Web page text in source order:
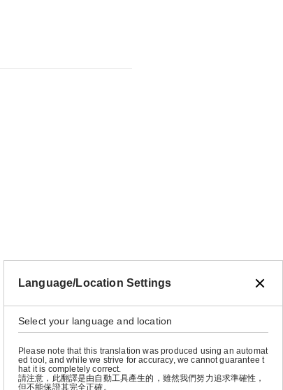
Language/Location Settings
Select your language and location
Please note that this translation was produced using an automat
ed tool, and while we strive for accuracy, we cannot guarantee t
hat it is completely correct.
請注意，此翻譯是由自動工具產生的，雖然我們努力追求準確性，
但不能保證其完全正確。